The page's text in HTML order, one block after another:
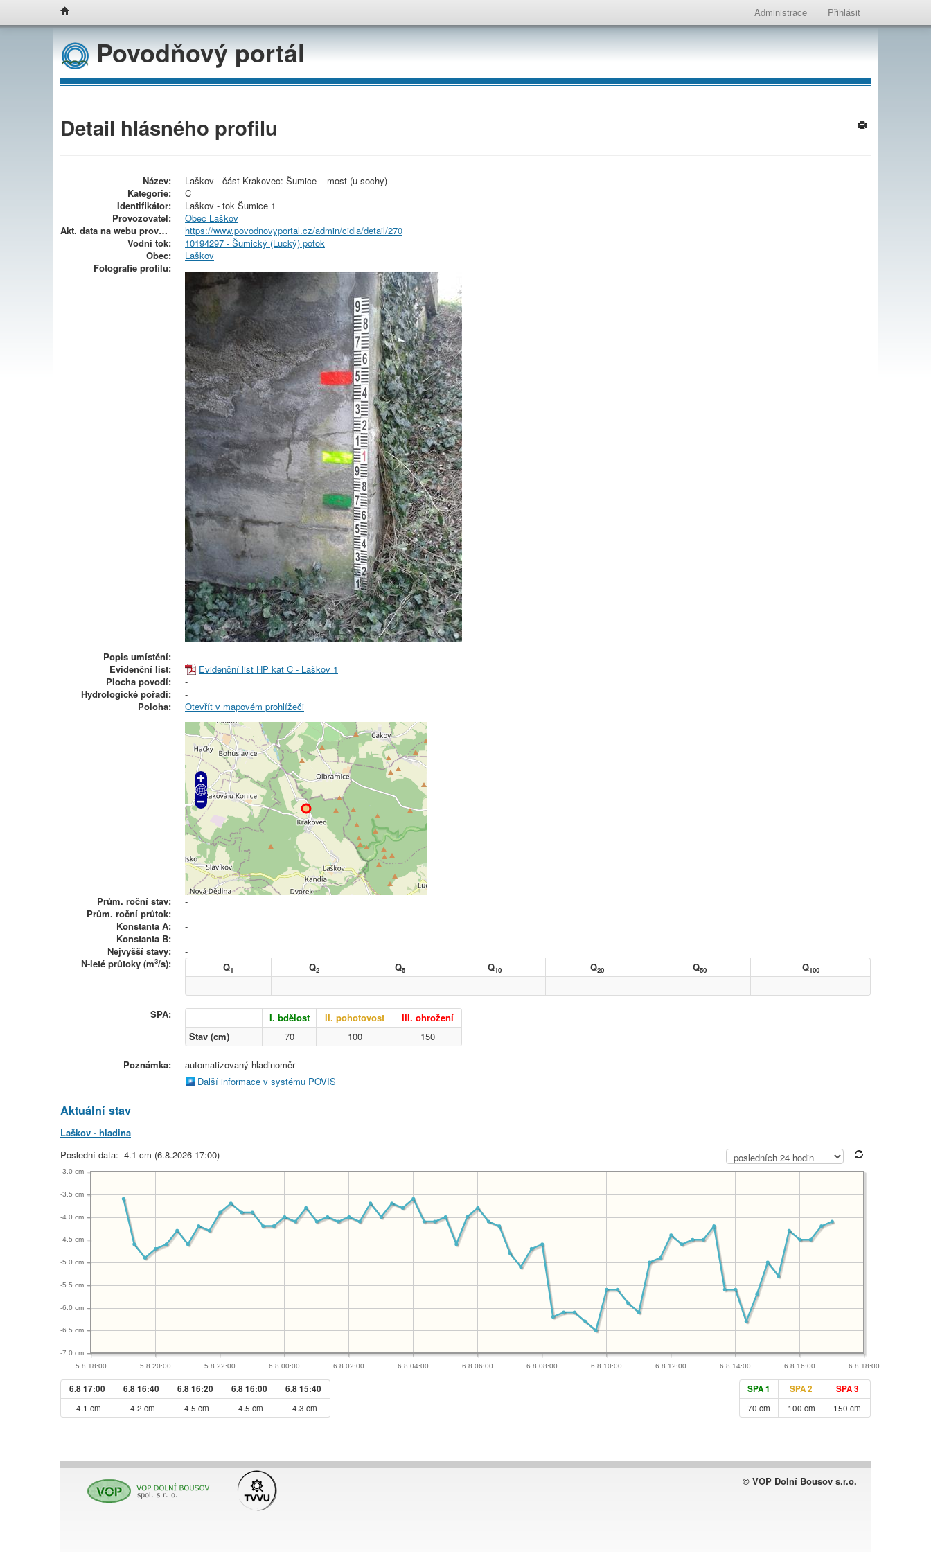
Administrace Přihlásit
Povodňový portál
Detail hlásného profilu
Název:
Laškov - část Krakovec: Šumice – most (u sochy)
Kategorie:
C
Identifikátor:
Laškov - tok Šumice 1
Provozovatel:
Obec Laškov
Akt. data na webu provoz.:
https://www.povodnovyportal.cz/admin/cidla/detail/270
Vodní tok:
10194297 - Šumický (Lucký) potok
Obec:
Laškov
Fotografie profilu:
Popis umístění:
-
Evidenční list:
Evidenční list HP kat C - Laškov 1
Plocha povodí:
-
Hydrologické pořadí:
-
Poloha:
Otevřít v mapovém prohlížeči
Prům. roční stav:
-
Prům. roční průtok:
-
Konstanta A:
-
Konstanta B:
-
Nejvyšší stavy:
-
N-leté průtoky (m3/s): Q1 Q2 Q5 Q10 Q20 Q50 Q100
- - - - - - -
SPA: I. bdělost II. pohotovost
III. ohrožení
Stav (cm)
70 100 150
Poznámka:
automatizovaný hladinoměr
Další informace v systému POVIS
Aktuální stav
Laškov - hladina
Poslední data: -4.1 cm (6.8.2026 17:00)
5.8 18:00 5.8 20:00 5.8 22:00 6.8 00:00 6.8 02:00 6.8 04:00 6.8 06:00 6.8 08:00 6.8 10:00 6.8 12:00 6.8 14:00 6.8 16:00 6.8 18:00
-7.0 cm
-6.5 cm
-6.0 cm
-5.5 cm
-5.0 cm
-4.5 cm
-4.0 cm
-3.5 cm
-3.0 cm
SPA 1 SPA 2 SPA 3
70 cm 100 cm 150 cm
6.8 17:00 6.8 16:40 6.8 16:20 6.8 16:00 6.8 15:40
-4.1 cm -4.2 cm -4.5 cm -4.5 cm -4.3 cm
© VOP Dolní Bousov s.r.o.